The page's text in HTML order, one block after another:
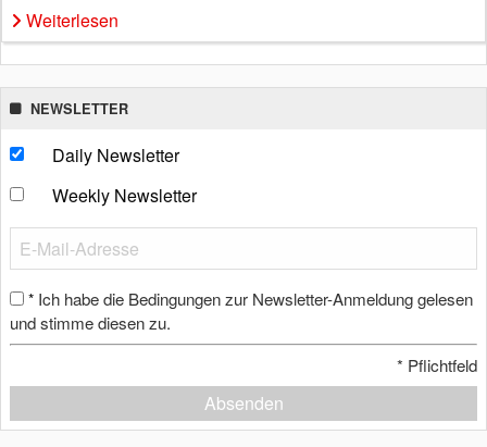
Weiterlesen
NEWSLETTER
Daily Newsletter
Weekly Newsletter
* Ich habe die Bedingungen zur Newsletter-Anmeldung gelesen
und stimme diesen zu.
* Pflichtfeld
Absenden